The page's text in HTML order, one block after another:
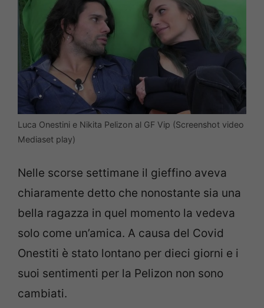
Luca Onestini e Nikita Pelizon al GF Vip (Screenshot video
Mediaset play)
Nelle scorse settimane il gieffino aveva
chiaramente detto che nonostante sia una
bella ragazza in quel momento la vedeva
solo come un’amica. A causa del Covid
Onestiti è stato lontano per dieci giorni e i
suoi sentimenti per la Pelizon non sono
cambiati.